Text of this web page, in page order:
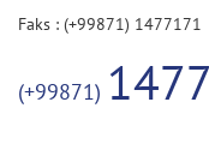
Faks : (+99871) 1477171
(+99871)